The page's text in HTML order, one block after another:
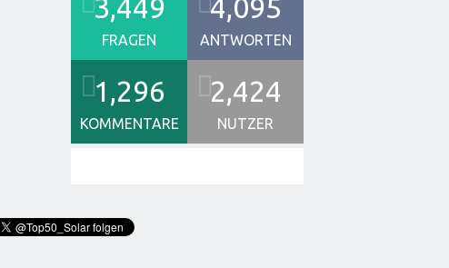
3,449
FRAGEN
4,095
ANTWORTEN
1,296
KOMMENTARE
2,424
NUTZER